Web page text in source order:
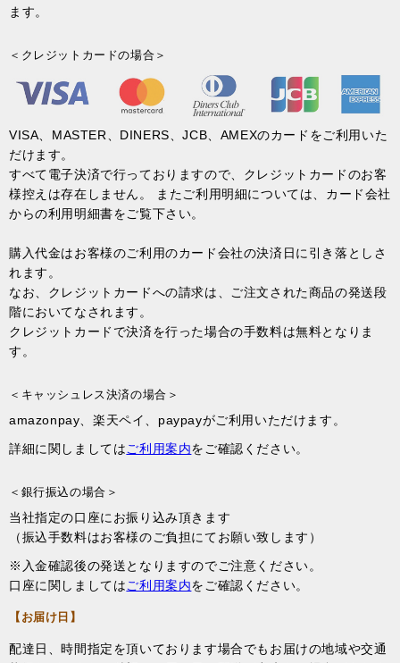
ます。
＜クレジットカードの場合＞
VISA、MASTER、DINERS、JCB、AMEXのカードをご利用いた
だけます。
すべて電子決済で行っておりますので、クレジットカードのお客
様控えは存在しません。 またご利用明細については、カード会社
からの利用明細書をご覧下さい。
購入代金はお客様のご利用のカード会社の決済日に引き落としさ
れます。
なお、クレジットカードへの請求は、ご注文された商品の発送段
階においてなされます。
クレジットカードで決済を行った場合の手数料は無料となりま
す。
＜キャッシュレス決済の場合＞
amazonpay、楽天ペイ、paypayがご利用いただけます。
詳細に関しましてはご利用案内をご確認ください。
＜銀行振込の場合＞
当社指定の口座にお振り込み頂きます
（振込手数料はお客様のご負担にてお願い致します）
※入金確認後の発送となりますのでご注意ください。
口座に関しましてはご利用案内をご確認ください。
【お届け日】
配達日、時間指定を頂いております場合でもお届けの地域や交通